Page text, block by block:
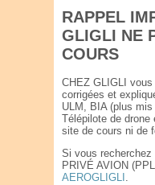
RAPPEL
GLIGLI NE
COURS
CHEZ GLIGLI
corrigées et
ULM, BIA (plus
Télépilote de drone
site de cours ni de
Si vous recherchez
PRIVÉ AVION
AEROGLIGLI .